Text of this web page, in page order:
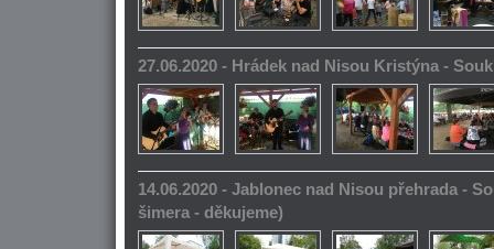
27.06.2020 - Hrádek nad Nisou Kristýna -
14.06.2020 - Jablonec nad Nisou přehrada -
šimera - děkujeme)